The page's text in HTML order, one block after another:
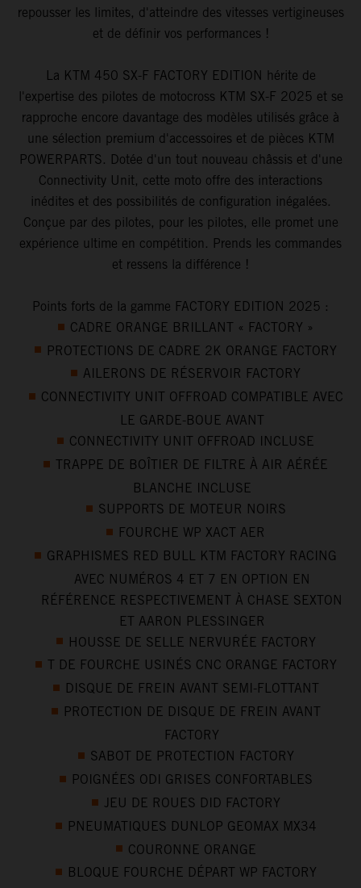
repousser les limites, d'atteindre des vitesses vertigineuses
et de définir vos performances !
La KTM 450 SX-F FACTORY EDITION hérite de
l'expertise des pilotes de motocross KTM SX-F 2025 et se
rapproche encore davantage des modèles utilisés grâce à
une sélection premium d'accessoires et de pièces KTM
POWERPARTS. Dotée d'un tout nouveau châssis et d'une
Connectivity Unit, cette moto offre des interactions
inédites et des possibilités de configuration inégalées.
Conçue par des pilotes, pour les pilotes, elle promet une
expérience ultime en compétition. Prends les commandes
et ressens la différence !
Points forts de la gamme FACTORY EDITION 2025 :
CADRE ORANGE BRILLANT « FACTORY »
PROTECTIONS DE CADRE 2K ORANGE FACTORY
AILERONS DE RÉSERVOIR FACTORY
CONNECTIVITY UNIT OFFROAD COMPATIBLE AVEC
LE GARDE-BOUE AVANT
CONNECTIVITY UNIT OFFROAD INCLUSE
TRAPPE DE BOÎTIER DE FILTRE À AIR AÉRÉE
BLANCHE INCLUSE
SUPPORTS DE MOTEUR NOIRS
FOURCHE WP XACT AER
GRAPHISMES RED BULL KTM FACTORY RACING
AVEC NUMÉROS 4 ET 7 EN OPTION EN
RÉFÉRENCE RESPECTIVEMENT À CHASE SEXTON
ET AARON PLESSINGER
HOUSSE DE SELLE NERVURÉE FACTORY
T DE FOURCHE USINÉS CNC ORANGE FACTORY
DISQUE DE FREIN AVANT SEMI-FLOTTANT
PROTECTION DE DISQUE DE FREIN AVANT
FACTORY
SABOT DE PROTECTION FACTORY
POIGNÉES ODI GRISES CONFORTABLES
JEU DE ROUES DID FACTORY
PNEUMATIQUES DUNLOP GEOMAX MX34
COURONNE ORANGE
BLOQUE FOURCHE DÉPART WP FACTORY